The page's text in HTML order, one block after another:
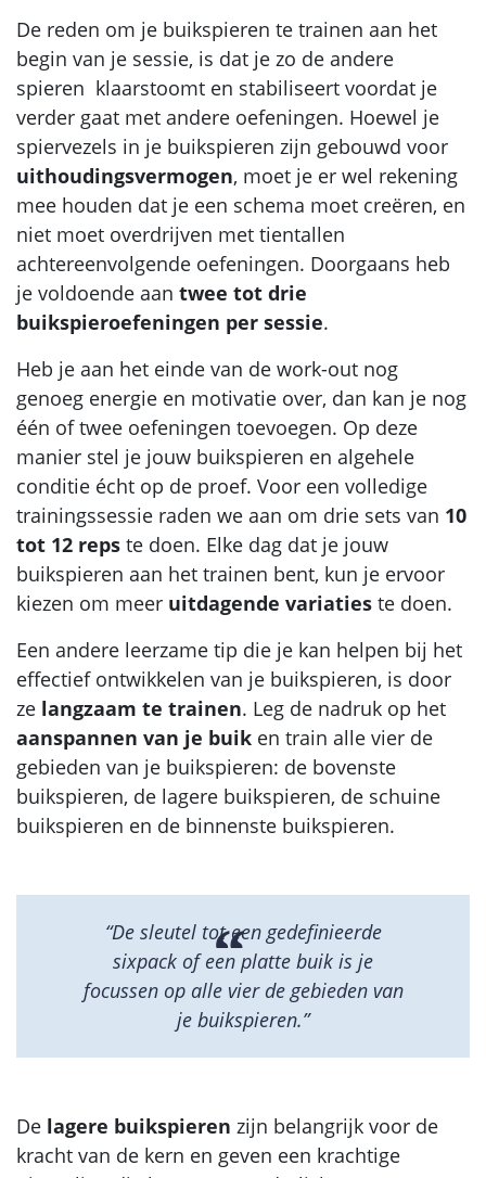
De reden om je buikspieren te trainen aan het
begin van je sessie, is dat je zo de andere
spieren klaarstoomt en stabiliseert voordat je
verder gaat met andere oefeningen. Hoewel je
spiervezels in je buikspieren zijn gebouwd voor
uithoudingsvermogen, moet je er wel rekening
mee houden dat je een schema moet creëren, en
niet moet overdrijven met tientallen
achtereenvolgende oefeningen. Doorgaans heb
je voldoende aan twee tot drie
buikspieroefeningen per sessie.
Heb je aan het einde van de work-out nog
genoeg energie en motivatie over, dan kan je nog
één of twee oefeningen toevoegen. Op deze
manier stel je jouw buikspieren en algehele
conditie écht op de proef. Voor een volledige
trainingssessie raden we aan om drie sets van 10
tot 12 reps te doen. Elke dag dat je jouw
buikspieren aan het trainen bent, kun je ervoor
kiezen om meer uitdagende variaties te doen.
Een andere leerzame tip die je kan helpen bij het
effectief ontwikkelen van je buikspieren, is door
ze langzaam te trainen. Leg de nadruk op het
aanspannen van je buik en train alle vier de
gebieden van je buikspieren: de bovenste
buikspieren, de lagere buikspieren, de schuine
buikspieren en de binnenste buikspieren.
“De sleutel tot een gedefinieerde
sixpack of een platte buik is je
focussen op alle vier de gebieden van
je buikspieren.”
De lagere buikspieren zijn belangrijk voor de
kracht van de kern en geven een krachtige